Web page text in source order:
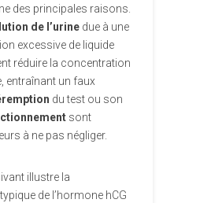
des principales raisons.
de l’urine due à une
excessive de liquide
réduire la concentration
entraînant un faux
du test ou son
sont
à ne pas négliger.
illustre la
de l’hormone hCG